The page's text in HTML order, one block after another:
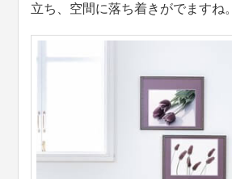
立ち、空間に落ち着きがでますね。